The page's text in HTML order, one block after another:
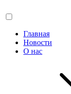
Главная
Новости
О нас